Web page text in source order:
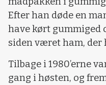
Efter han døde en
have kørt gummiged
siden været ham, der
Tilbage i 1980’erne
gang i høsten, og